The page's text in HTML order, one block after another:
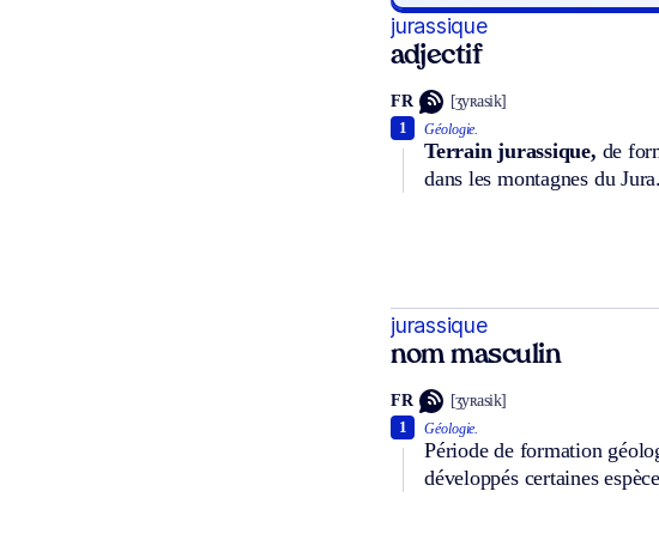
jurassique
adjectif
FR [ʒyʀasik]
Géologie.
Terrain jurassique, de
dans les montagnes du Jura.
1
jurassique
nom masculin
FR [ʒyʀasik]
Géologie.
Période de formation
développés certaines
1